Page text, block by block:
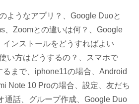
ようなアプリ？、Google Duoと
、Zoomとの違いは何？、Google
インストールをどうすればよい
い方はどうするの？、スマホで
るまで、iphone11の場合、Android
Note 10 Proの場合、設定、友だち
通話、グループ作成、Google Duo